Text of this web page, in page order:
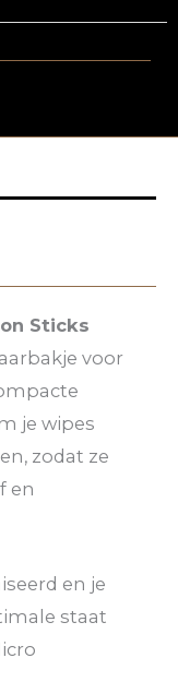
Sticks
voor
je wipes
zodat ze
en
en je
staat